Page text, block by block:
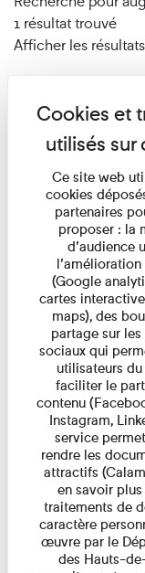
1 résultat trouvé
Afficher les résultats
Hélène
Lecture
couchant)
Zamir et
Pages
Ce site web
cookies
partenaires
proposer : la
d’audience
(Google
cartes
maps), des
partage sur les
sociaux qui
utilisateurs
faciliter le
contenu
Instagram,
service
rendre les
attractifs
en savoir plus
traitements de
caractère
œuvre par le
des Hauts-